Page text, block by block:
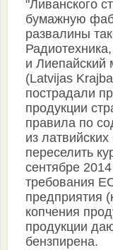
"Ливанского
бумажную
развалины
и Лиепайский
(Latvijas
пострадали
продукции
правила по
из
переселить
сентябре
требования
предприятия
копчения
продукции
бензпирена.